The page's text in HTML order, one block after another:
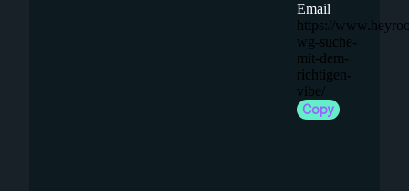
Email
https://
wg-suche-
mit-dem-
richtigen-
vibe/
Copy